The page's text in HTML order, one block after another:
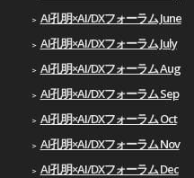
AI孔明×AI/DXフォーラム June
AI孔明×AI/DXフォーラム July
AI孔明×AI/DXフォーラム Aug
AI孔明×AI/DXフォーラム Sep
AI孔明×AI/DXフォーラム Oct
AI孔明×AI/DXフォーラム Nov
AI孔明×AI/DXフォーラム Dec